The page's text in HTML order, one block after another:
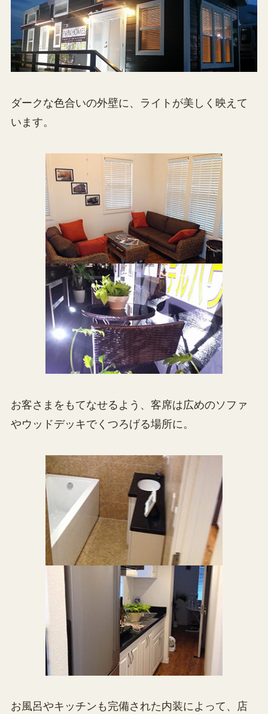
ダークな色合いの外壁に、ライトが美しく映えて
います。
お客さまをもてなせるよう、客席は広めのソファ
やウッドデッキでくつろげる場所に。
お風呂やキッチンも完備された内装によって、店